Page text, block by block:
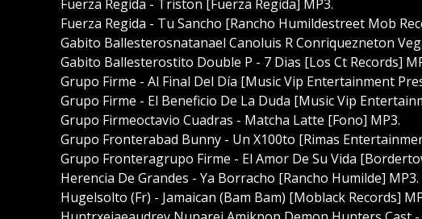
Fuerza Regida - Triston [Fuerza Regida] MP3.
Fuerza Regida - Tu Sancho [Rancho Humildestreet Mob
Gabito Ballesterosnatanael Canoluis R Conriquezneton
Gabito Ballesterostito Double P - 7 Dias [Los Ct Records]
Grupo Firme - Al Final Del Día [Music Vip Entertainment
Grupo Firme - El Beneficio De La Duda [Music Vip
Grupo Firmeoctavio Cuadras - Matcha Latte [Fono] MP3.
Grupo Fronterabad Bunny - Un X100to [Rimas
Grupo Fronteragrupo Firme - El Amor De Su Vida
Herencia De Grandes - Ya Borracho [Rancho Humilde] MP3.
Hugelsolto (Fr) - Jamaican (Bam Bam) [Moblack Records]